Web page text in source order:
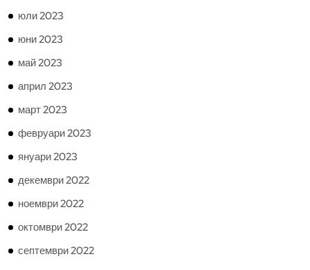
юли 2023
юни 2023
май 2023
април 2023
март 2023
февруари 2023
януари 2023
декември 2022
ноември 2022
октомври 2022
септември 2022